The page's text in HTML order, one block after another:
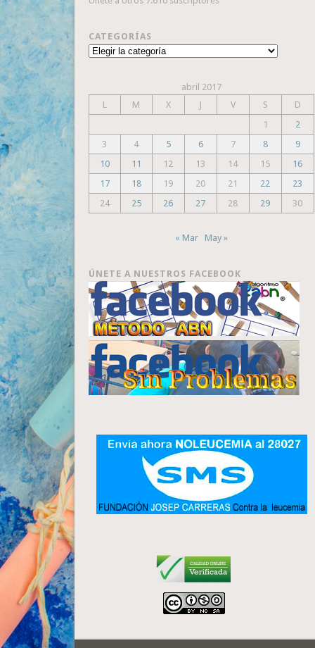
CATEGORÍAS
Categorías
abril 2017
L
M X J V S
D
1
2
3
4 5 6 7 8
9
10
11 12 13 14 15
16
17
18 19 20 21 22
23
24
25 26 27 28 29 30
« Mar May »
ÚNETE A NUESTROS FACEBOOK